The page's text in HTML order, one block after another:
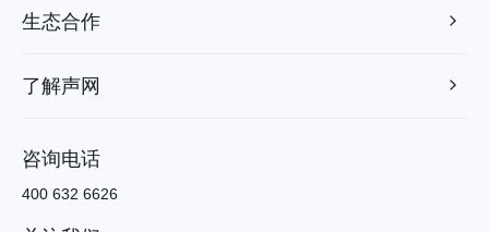
生态合作
了解声网
咨询电话
400 632 6626